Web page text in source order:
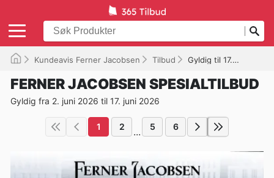
Kundeavis Ferner Jacobsen Tilbud Gyldig til 17.06.2026
FERNER JACOBSEN SPESIALTILBUD
Gyldig fra 2. juni 2026 til 17. juni 2026
1 2 ... 5 6